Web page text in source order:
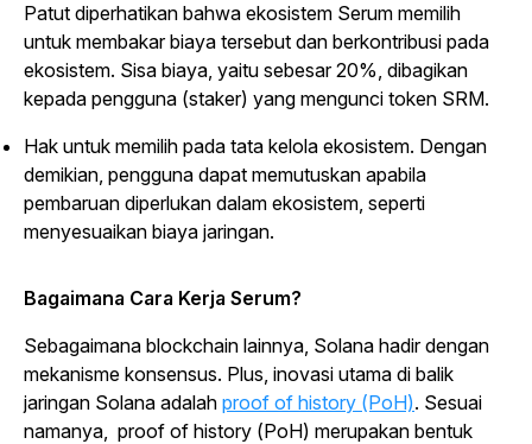
Patut diperhatikan bahwa ekosistem Serum memilih
untuk membakar biaya tersebut dan berkontribusi pada
ekosistem. Sisa biaya, yaitu sebesar 20%, dibagikan
kepada pengguna (staker) yang mengunci token SRM.
Hak untuk memilih pada tata kelola ekosistem. Dengan
demikian, pengguna dapat memutuskan apabila
pembaruan diperlukan dalam ekosistem, seperti
menyesuaikan biaya jaringan.
Bagaimana Cara Kerja Serum?
Sebagaimana blockchain lainnya, Solana hadir dengan
mekanisme konsensus. Plus, inovasi utama di balik
jaringan Solana adalah proof of history (PoH). Sesuai
namanya, proof of history (PoH) merupakan bentuk